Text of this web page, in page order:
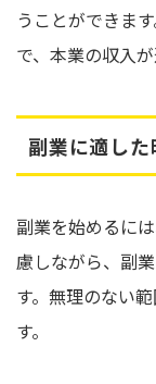
うことができま
で、本業の収入
副業に適し
副業を始めるに
慮しながら、副
す。無理のない
す。